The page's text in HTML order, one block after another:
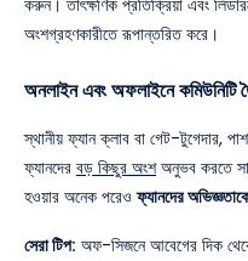
করুন। তাৎক্ষণিক প্রতিক্রিয়া এবং
অংশগ্রহণকারীতে রূপান্তরিত করে।
অনলাইন এবং অফলাইনে কমিউনিটি
স্থানীয় ফ্যান ক্লাব বা গেট-টুগেদার,
ফ্যানদের বড় কিছুর অংশঅনুভব করতে
হওয়ার অনেক পরেওফ্যানদের
সেরা টিপ: অফ-সিজনে আবেগের দিক